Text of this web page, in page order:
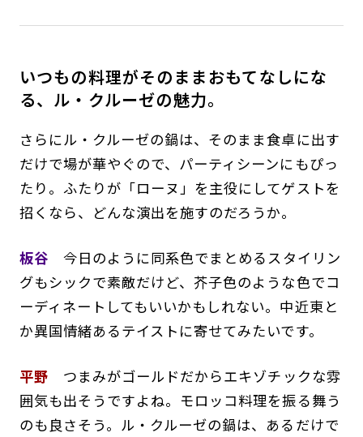
いつもの料理がそのままおもてなしにな
る、ル・クルーゼの魅力。
さらにル・クルーゼの鍋は、そのまま食卓に出す
だけで場が華やぐので、パーティシーンにもぴっ
たり。ふたりが「ローヌ」を主役にしてゲストを
招くなら、どんな演出を施すのだろうか。
板谷 今日のように同系色でまとめるスタイリン
グもシックで素敵だけど、芥子色のような色でコ
ーディネートしてもいいかもしれない。中近東と
か異国情緒あるテイストに寄せてみたいです。
平野 つまみがゴールドだからエキゾチックな雰
囲気も出そうですよね。モロッコ料理を振る舞う
のも良さそう。ル・クルーゼの鍋は、あるだけで